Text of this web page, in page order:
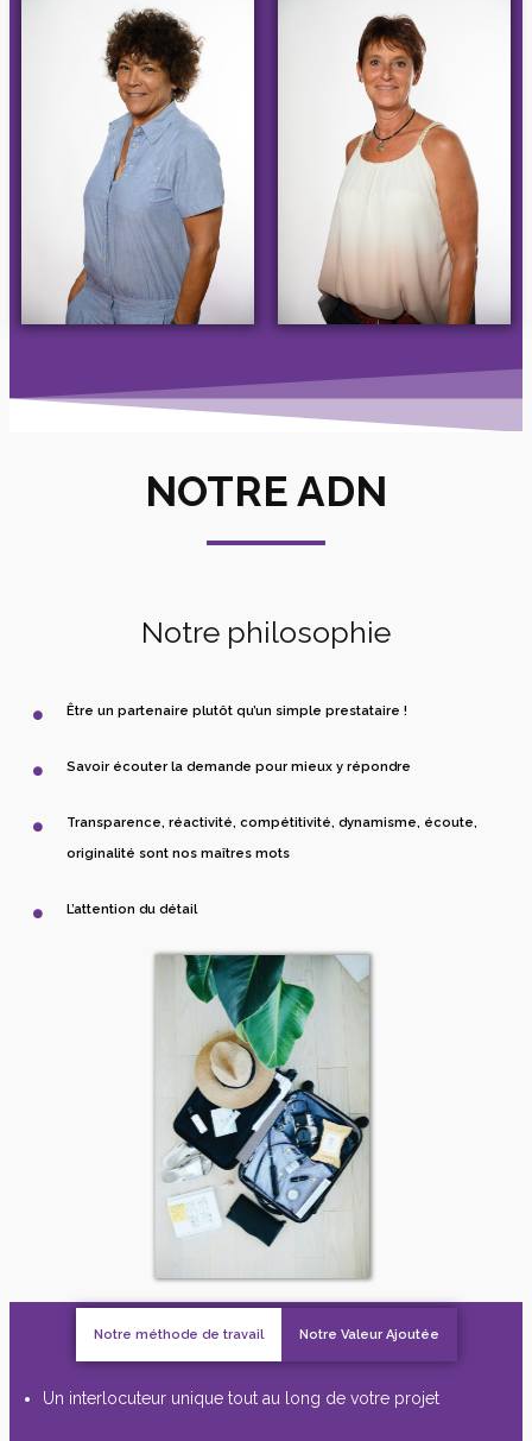
NOTRE ADN
Notre philosophie
Être un partenaire plutôt qu’un simple prestataire !
Savoir écouter la demande pour mieux y répondre
Transparence, réactivité, compétitivité, dynamisme, écoute,
originalité sont nos maîtres mots
L’attention du détail
Notre méthode de travail Notre Valeur Ajoutée
Un interlocuteur unique tout au long de votre projet